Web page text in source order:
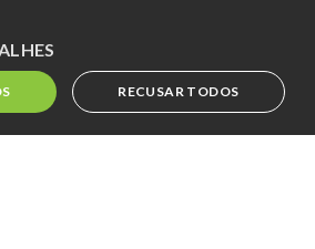
hidroelétrica na época de
à transmissão de energia, por
centros consumidores.
RECUSAR TODOS